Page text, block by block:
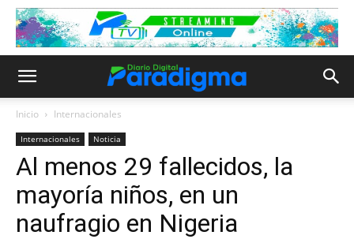
Inicio Internacionales
Internacionales Noticia
Al menos 29 fallecidos, la
mayoría niños, en un
naufragio en Nigeria